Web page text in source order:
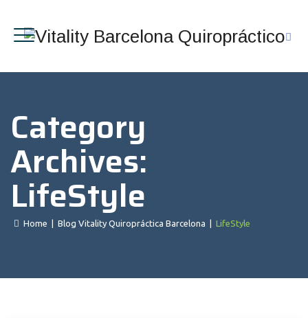
Category
Archives:
LifeStyle
Home Blog Vitality Quiropráctica Barcelona LifeStyle